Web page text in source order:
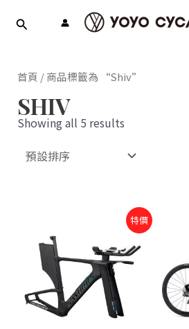
首頁 / 商品標籤為 “Shiv”
SHIV
Showing all 5 results
特價
格：
NT$178,000。
格：
NT$160,200。